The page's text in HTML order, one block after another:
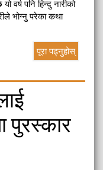
वर्ष पनि हिन्दु नारीको
भोग्नु परेका कथा
पूरा पढ्नुहोस्
पुरस्कार